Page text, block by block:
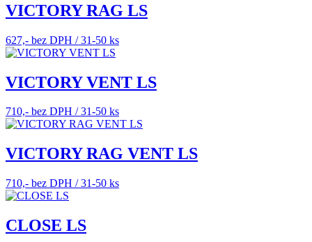
VICTORY RAG LS
627,- bez DPH / 31-50 ks
VICTORY VENT LS
710,- bez DPH / 31-50 ks
VICTORY RAG VENT LS
710,- bez DPH / 31-50 ks
CLOSE LS